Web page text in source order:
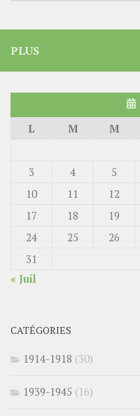
PLUS
L
M M
3
4 5
10
11 12
17
18 19
24
25 26
31
« Juil
CATÉGORIES
1914-1918 (30)
1939-1945 (16)